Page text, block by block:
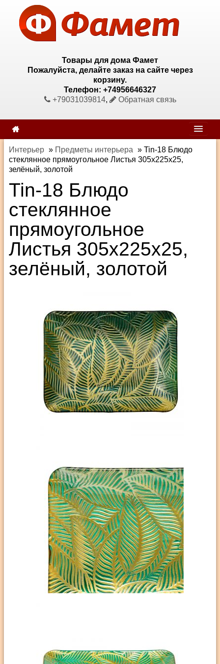
Товары для дома Фамет
Пожалуйста, делайте заказ на сайте через
корзину.
Телефон: +74956646327
+79031039814, Обратная связь
Интерьер » Предметы интерьера » Tin-18 Блюдо
стеклянное прямоугольное Листья 305х225х25,
зелёный, золотой
Tin-18 Блюдо
стеклянное
прямоугольное
Листья 305х225х25,
зелёный, золотой